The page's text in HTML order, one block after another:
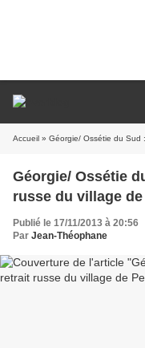
Accueil » Géorgie/ Ossétie du Sud
Géorgie/ Ossétie
russe du village de
Publié le 17/11/2013 à 20:56
Par Jean-Théophane